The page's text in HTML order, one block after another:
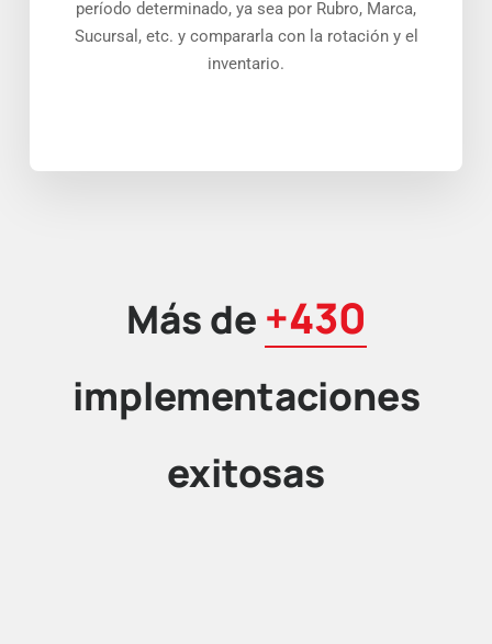
período determinado, ya sea por Rubro, Marca,
Sucursal, etc. y compararla con la rotación y el
inventario.
Más de +430
implementaciones
exitosas